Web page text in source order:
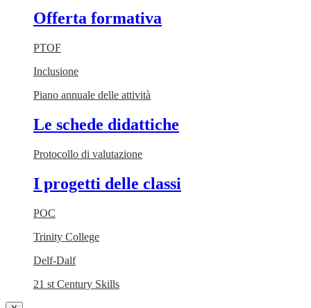
Offerta formativa
PTOF
Inclusione
Piano annuale delle attività
Le schede didattiche
Protocollo di valutazione
I progetti delle classi
POC
Trinity College
Delf-Dalf
21 st Century Skills